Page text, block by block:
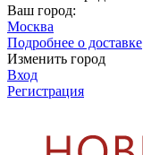
Ваш город:
Москва
Подробнее о доставке
Изменить город
Вход
Регистрация